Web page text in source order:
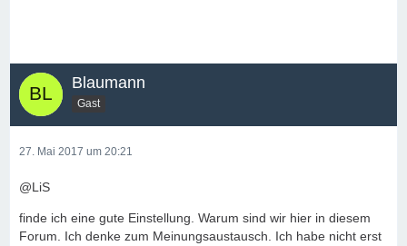
Blaumann
Gast
27. Mai 2017 um 20:21
@LiS
finde ich eine gute Einstellung. Warum sind wir hier in diesem
Forum. Ich denke zum Meinungsaustausch. Ich habe nicht erst